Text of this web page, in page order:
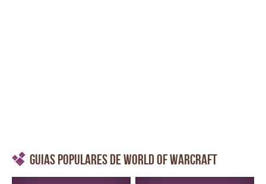
Guias Populares de World of Warcraft